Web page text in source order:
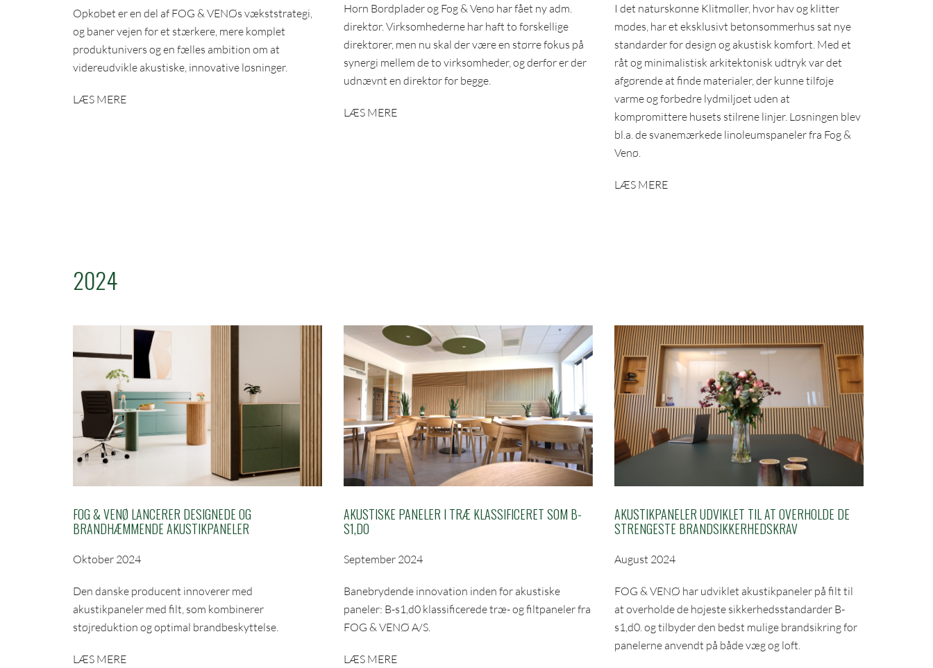
Opkøbet er en del af FOG & VENØs vækststrategi,
og baner vejen for et stærkere, mere komplet
produktunivers og en fælles ambition om at
videreudvikle akustiske, innovative løsninger.
LÆS MERE
Horn Bordplader og Fog & Venø har fået ny adm.
direktør. Virksomhederne har haft to forskellige
direktører, men nu skal der være en større fokus på
synergi mellem de to virksomheder, og derfor er der
udnævnt en direktør for begge.
LÆS MERE
I det naturskønne Klitmøller, hvor hav og klitter
mødes, har et eksklusivt betonsommerhus sat nye
standarder for design og akustisk komfort. Med et
råt og minimalistisk arkitektonisk udtryk var det
afgørende at finde materialer, der kunne tilføje
varme og forbedre lydmiljøet uden at
kompromittere husets stilrene linjer. Løsningen blev
bl.a. de svanemærkede linoleumspaneler fra Fog &
Venø.
LÆS MERE
2024
FOG & VENØ LANCERER DESIGNEDE OG
BRANDHÆMMENDE AKUSTIKPANELER
Oktober 2024
Den danske producent innoverer med
akustikpaneler med filt, som kombinerer
støjreduktion og optimal brandbeskyttelse.
LÆS MERE
AKUSTISKE PANELER I TRÆ KLASSIFICERET SOM B-
S1,D0
September 2024
Banebrydende innovation inden for akustiske
paneler: B-s1,d0 klassificerede træ- og filtpaneler fra
FOG & VENØ A/S.
LÆS MERE
AKUSTIKPANELER UDVIKLET TIL AT OVERHOLDE DE
STRENGESTE BRANDSIKKERHEDSKRAV
August 2024
FOG & VENØ har udviklet akustikpaneler på filt til
at overholde de højeste sikkerhedsstandarder B-
s1,d0. og tilbyder den bedst mulige brandsikring for
panelerne anvendt på både væg og loft.